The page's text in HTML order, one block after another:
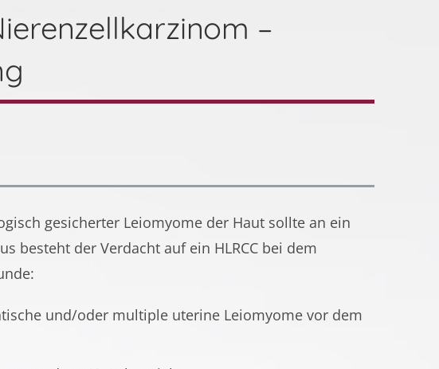
–
gesicherter Leiomyome der Haut sollte an ein
besteht der Verdacht auf ein HLRCC bei dem
und/oder multiple uterine Leiomyome vor dem